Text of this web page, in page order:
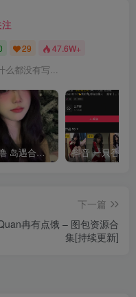
29 47.6W+
么都没有写...
小宣先睡噜 岛遇合集[持续更新2025.08.27]
下一篇
冉有点饿 – 图包资源合
集[持续更新]